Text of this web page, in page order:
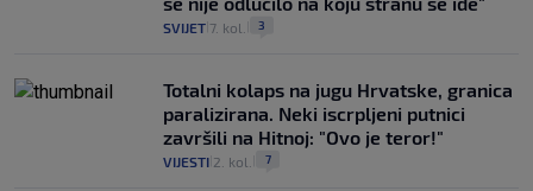
SVIJET 7. kol. 3
Totalni kolaps na jugu Hrvatske, granica
paralizirana. Neki iscrpljeni putnici
završili na Hitnoj: "Ovo je teror!"
VIJESTI 2. kol. 7